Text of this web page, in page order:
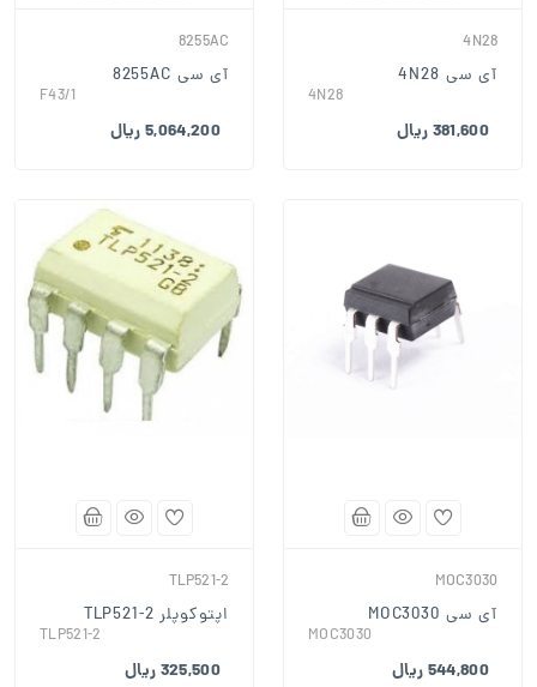
4N28
آی سی 4N28
4N28
381,600 ریال
8255AC
آی سی 8255AC
F43/1
5,064,200 ریال
MOC3030
آی سی MOC3030
MOC3030
544,800 ریال
TLP521-2
اپتوکوپلر TLP521-2
TLP521-2
325,500 ریال